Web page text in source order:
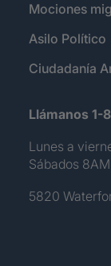
Mociones
Asilo Político
Ciudadanía
Llámanos 1-
Lunes a
Sábados
5820